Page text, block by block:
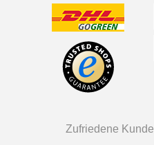
Zufriedene